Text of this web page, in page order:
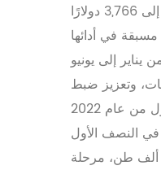
ارتفع سعر سهم شنغهاي للألمنيوم إلى 24,020 يوانًا للطن، مقتربًا من مستوى قياسي؛ بل وصل سعر سهم لندن للألمنيوم إلى مستوى قياسي جديد، حيث وصل إلى 3,766 دولارًا
تحقق الشركة أرباحًا تتراوح بين 44.7079 مليون يوان و58.0689 مليون يوان من يناير إلى يونيو
وتعزيز ضبط
النصف الأول من العام. ومن المتوقع أن تحقق الشركة صافي ربح قدره 4.513 مليار يوان في النصف الأول
من العام، بزيادة سنوية قدرها 208.46%. ويعود هذا النمو في أدائها إلى دخول مشروع شركة يوننان شينهو للألمنيوم المحدودة، الذي تبلغ طاقته الإنتاجية 900 ألف طن، مرحلة